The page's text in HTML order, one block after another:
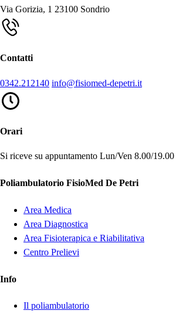
Via Gorizia, 1 23100 Sondrio
Contatti
0342.212140 info@fisiomed-depetri.it
Orari
Si riceve su appuntamento Lun/Ven 8.00/19.00
Poliambulatorio FisioMed De Petri
Area Medica
Area Diagnostica
Area Fisioterapica e Riabilitativa
Centro Prelievi
Info
Il poliambulatorio